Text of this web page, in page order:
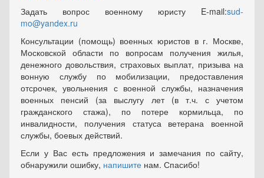
Задать вопрос военному юристу E-mail:sud-
mo@yandex.ru
Консультации (помощь) военных юристов в г. Москве,
Московской области по вопросам получения жилья,
денежного довольствия, страховых выплат, призыва на
вонную службу по мобилизации, предоставления
отсрочек, увольнения с военной службы, назначения
военных пенсий (за выслугу лет (в т.ч. с учетом
гражданского стажа), по потере кормильца, по
инвалидности, получения статуса ветерана военной
службы, боевых действий.
Если у Вас есть предложения и замечания по сайту,
обнаружили ошибку, напишите нам. Спасибо!